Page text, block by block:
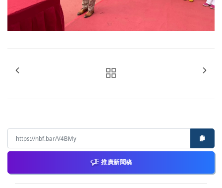
推廣新聞稿